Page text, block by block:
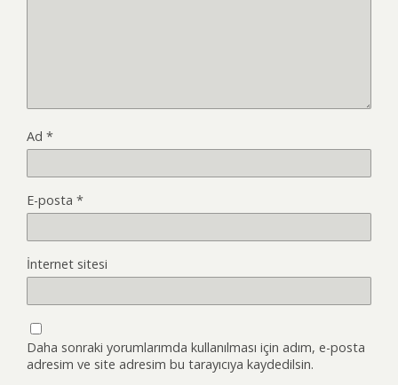
Ad *
E-posta *
İnternet sitesi
Daha sonraki yorumlarımda kullanılması için adım, e-posta
adresim ve site adresim bu tarayıcıya kaydedilsin.